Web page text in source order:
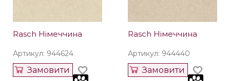
Rasch Німеччина
Артикул: 944624
Замовити
Rasch Німеччина
Артикул: 944440
Замовити